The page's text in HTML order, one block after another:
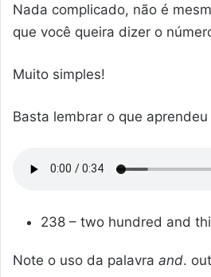
Nada complicado, não é
que você queira dizer o
Muito simples!
Basta lembrar o que
238 – two hundred and
Note o uso da palavra and.